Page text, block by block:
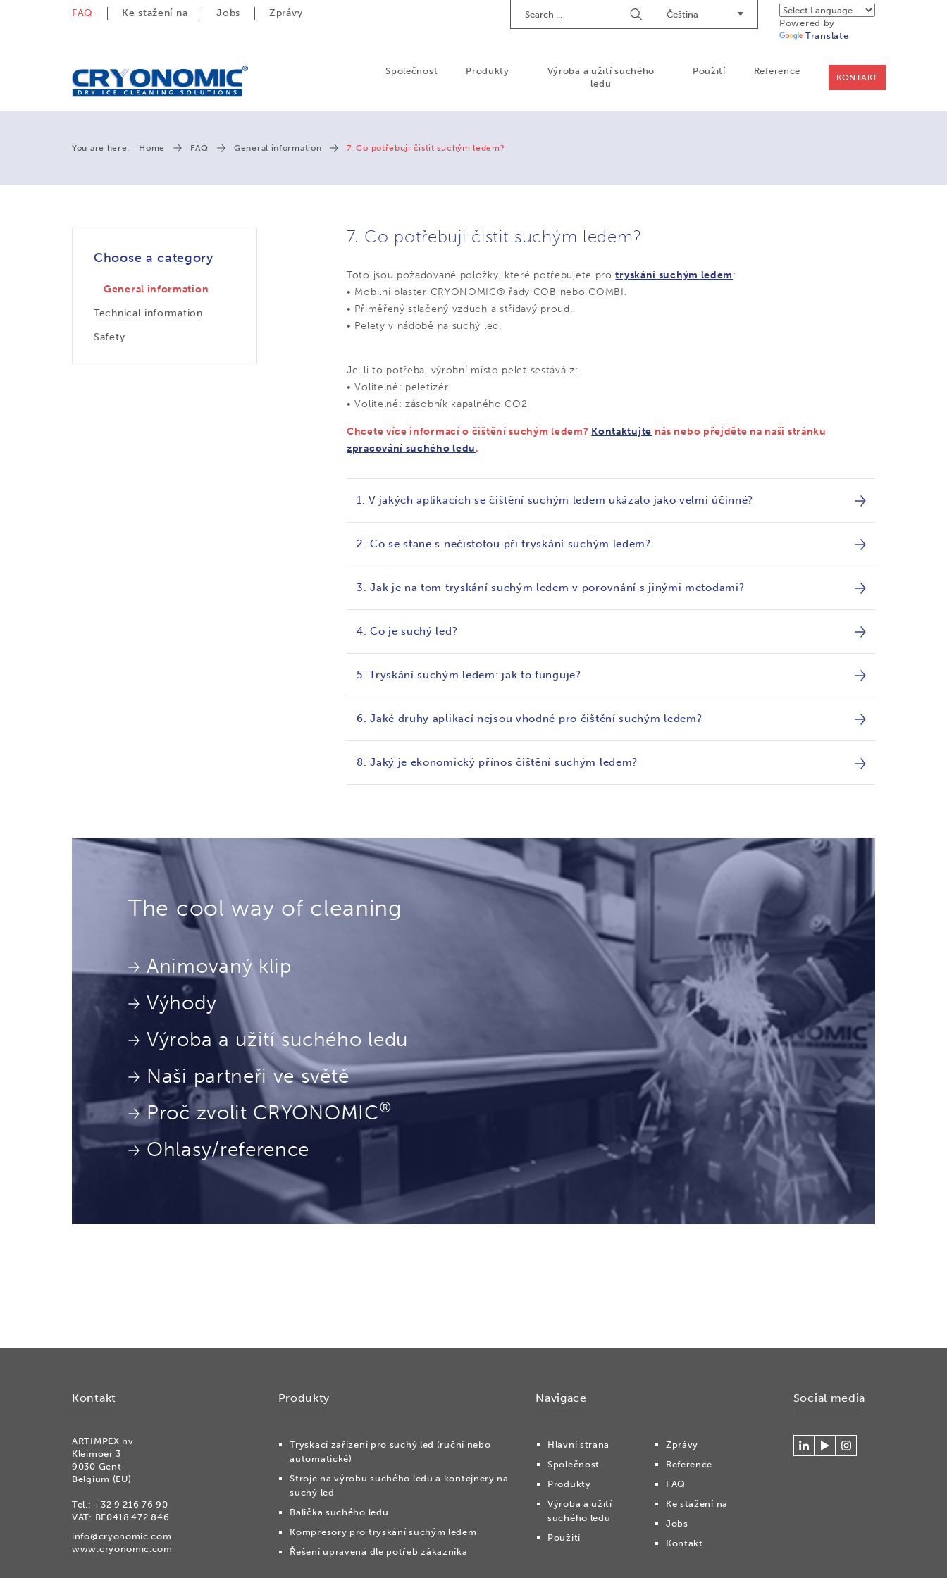
FAQ Ke stažení na Jobs Zprávy
Powered by
Translate
Čeština
Begin
Searching
Společnost Produkty
Výroba a užití suchého
ledu
Použití Reference
KONTAKT
You are here: Home FAQ General information 7. Co potřebuji čistit suchým ledem?
7. Co potřebuji čistit suchým ledem?
Toto jsou požadované položky, které potřebujete protryskání suchým ledem:
• Mobilní blaster CRYONOMIC® řady COB nebo COMBI.
• Přiměřený stlačený vzduch a střídavý proud.
• Pelety v nádobě na suchý led.
Je-li to potřeba, výrobní místo pelet sestává z:
• Volitelně: peletizér
• Volitelně: zásobník kapalného CO2
Chcete více informací o čištění suchým ledem? Kontaktujte nás nebo přejděte na naši stránku
zpracování suchého ledu.
1. V jakých aplikacích se čištění suchým ledem ukázalo jako velmi účinné?
2. Co se stane s nečistotou při tryskání suchým ledem?
3. Jak je na tom tryskání suchým ledem v porovnání s jinými metodami?
4. Co je suchý led?
5. Tryskání suchým ledem: jak to funguje?
6. Jaké druhy aplikací nejsou vhodné pro čištění suchým ledem?
8. Jaký je ekonomický přínos čištění suchým ledem?
Choose a category
General information
Technical information
Safety
The cool way of cleaning
Animovaný klip
Výhody
Výroba a užití suchého ledu
Naši partneři ve světě
Proč zvolit CRYONOMIC®
Ohlasy/reference
Kontakt
ARTIMPEX nv
Kleimoer 3
9030 Gent
Belgium (EU)
Tel.: +32 9 216 76 90
VAT: BE0418.472.846
info@cryonomic.com
www.cryonomic.com
Produkty
Tryskací zařízení pro suchý led (ruční nebo
automatické)
Stroje na výrobu suchého ledu a kontejnery na
suchý led
Balička suchého ledu
Kompresory pro tryskání suchým ledem
Řešení upravená dle potřeb zákazníka
Navigace
Hlavní strana
Společnost
Produkty
Výroba a užití
suchého ledu
Použití
Zprávy
Reference
FAQ
Ke stažení na
Jobs
Kontakt
Social media
Connecteer
WatchVolg